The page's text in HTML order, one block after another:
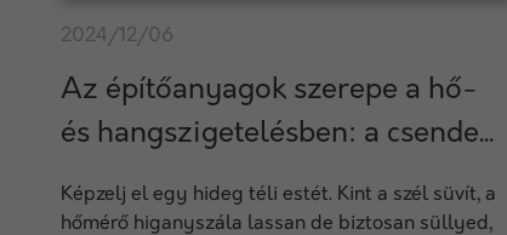
2024/12/06
Az építőanyagok szerepe a hő-
és hangszigetelésben: a csende...
Képzelj el egy hideg téli estét. Kint a szél süvít, a
hőmérő higanyszála lassan de biztosan süllyed,